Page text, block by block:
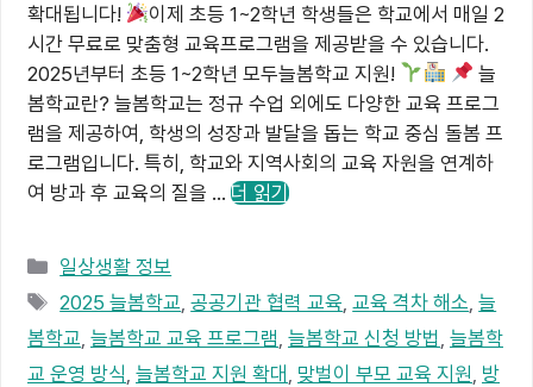
확대됩니다!
이제 초등 1~2학년 학생들은 학교에서 매일 2
시간 무료로 맞춤형 교육프로그램을 제공받을 수 있습니다.
2025년부터 초등 1~2학년 모두늘봄학교 지원!
늘
봄학교란? 늘봄학교는 정규 수업 외에도 다양한 교육 프로그
램을 제공하여, 학생의 성장과 발달을 돕는 학교 중심 돌봄 프
로그램입니다. 특히, 학교와 지역사회의 교육 자원을 연계하
여 방과 후 교육의 질을 … 더 읽기
카
테
리
일상생활 정보
태
그
2025 늘봄학교 ,공공기관 협력 교육 ,교육 격차 해소 ,늘
봄학교 늘봄학교 교육 프로그램 늘봄학교 신청 방법 늘봄학
교 운영 방식 늘봄학교 지원 확대 맞벌이 부모 교육 지원 방